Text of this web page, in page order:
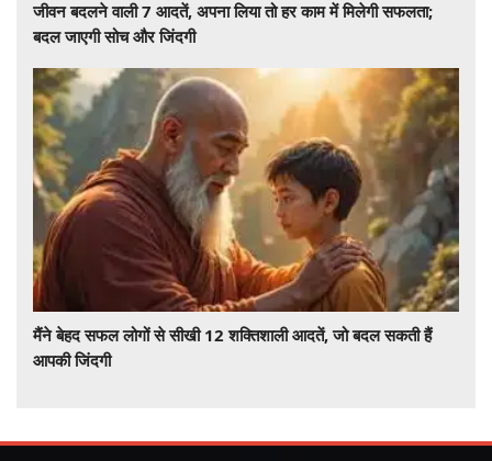
जीवन बदलने वाली 7 आदतें, अपना लिया तो हर काम में मिलेगी सफलता;
बदल जाएगी सोच और जिंदगी
मैंने बेहद सफल लोगों से सीखी 12 शक्तिशाली आदतें, जो बदल सकती हैं
आपकी जिंदगी